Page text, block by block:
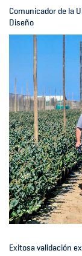
Comunicador de la
Diseño
Exitosa validación